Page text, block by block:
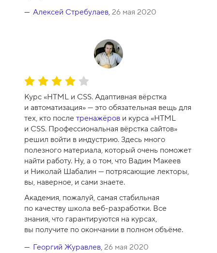
Алексей Стребулаев, 26 мая 2020
О
е
н
к
а
к
у
р
с
а
-
8
Курс «HTML и CSS. Адаптивная вёрстка
и автоматизация» — это обязательная вещь для
тех, кто после тренажёров и курса «HTML
и CSS. Профессиональная вёрстка сайтов»
решил войти в индустрию. Здесь много
полезного материала, который очень поможет
найти работу. Ну, а о том, что Вадим Макеев
и Николай Шабалин — потрясающие лекторы,
вы, наверное, и сами знаете.
Академия, пожалуй, самая стабильная
по качеству школа веб-разработки. Все
знания, что гарантируются на курсах,
вы получите по окончании в полном объёме.
Георгий Журавлев, 26 мая 2020